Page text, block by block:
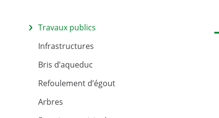
Travaux publics
Infrastructures
Bris d’aqueduc
Refoulement d’égout
Arbres